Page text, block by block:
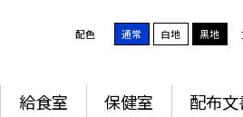
配色 通常 白地 黒地
給食室 保健室 配布文